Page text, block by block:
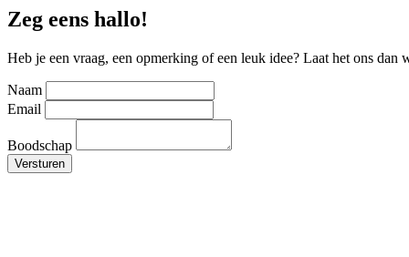
Zeg eens hallo!
Heb je een vraag, een opmerking of een leuk idee? Laat het ons dan
Naam
Email
Boodschap
Versturen